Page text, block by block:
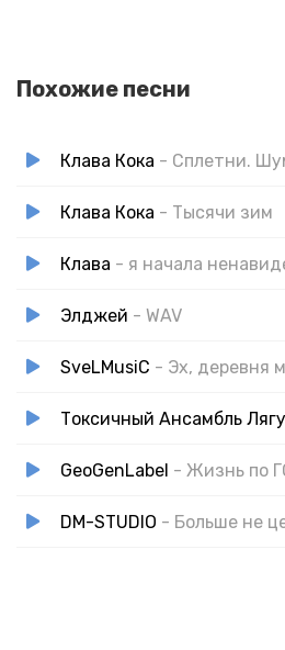
Похожие песни
Клава Кока - Сплетни. Шум. Лук.
Клава Кока - Тысячи зим
Клава - я начала
Элджей - WAV
SveLMusiC - Эх, деревня
Токсичный Ансамбль
GeoGenLabel - Жизнь по
DM-STUDIO - Больше не